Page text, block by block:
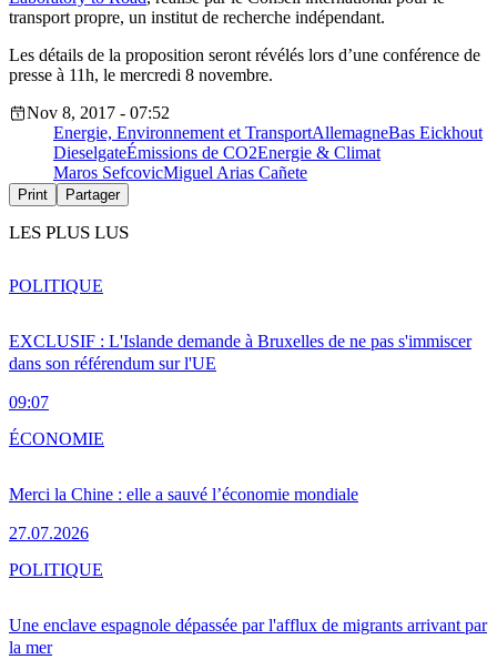
transport propre, un institut de recherche indépendant.
Les détails de la proposition seront révélés lors d’une conférence de
presse à 11h, le mercredi 8 novembre.
Nov 8, 2017 - 07:52
Energie, Environnement et TransportAllemagneBas Eickhout
DieselgateÉmissions de CO2Energie & Climat
Maros SefcovicMiguel Arias Cañete
Print Partager
LES PLUS LUS
EXCLUSIF : L'Islande demande à Bruxelles de ne pas s'immiscer
dans son référendum sur l'UE
09:07
POLITIQUE
Merci la Chine : elle a sauvé l’économie mondiale
27.07.2026
ÉCONOMIE
Une enclave espagnole dépassée par l'afflux de migrants arrivant par
la mer
POLITIQUE